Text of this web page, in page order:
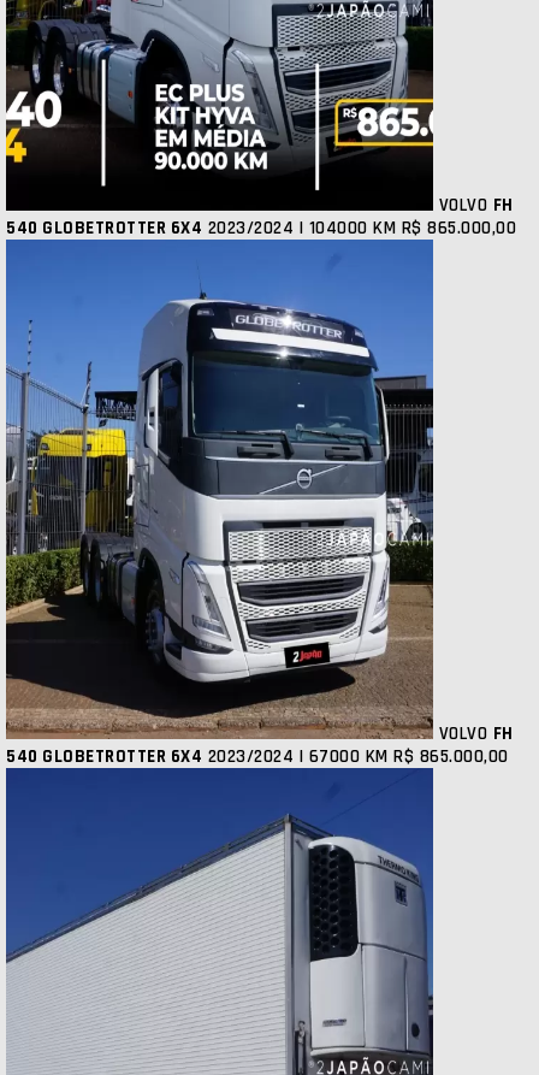
VOLVO FH
540 GLOBETROTTER 6X4 2023/2024 | 104000 KM R$ 865.000,00
VOLVO FH
540 GLOBETROTTER 6X4 2023/2024 | 67000 KM R$ 865.000,00